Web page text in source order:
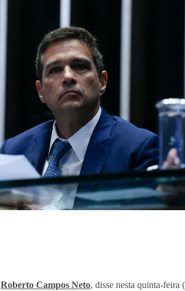
Roberto Campos Neto, disse nesta quinta-feira